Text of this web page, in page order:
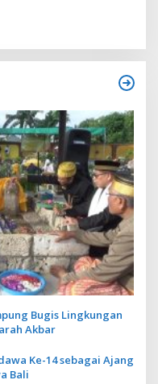
Bugis Lingkungan
Akbar
Ke-14 sebagai Ajang
Bali